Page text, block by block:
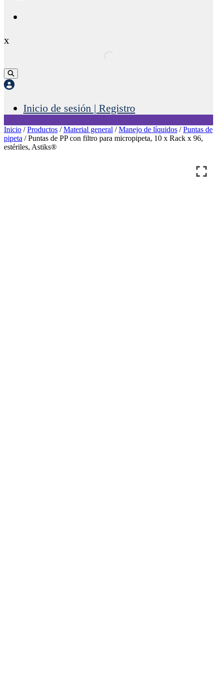
x
Inicio de sesión | Registro
Inicio /Productos /Material general /Manejo de líquidos /Puntas de
pipeta / Puntas de PP con filtro para micropipeta, 10 x Rack x 96,
estériles, Astiks®